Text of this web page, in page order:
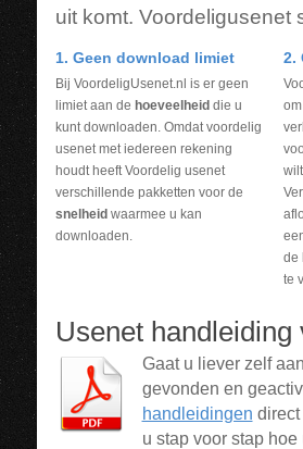
uit komt. Voordeligusenet
1. Geen download limiet
Bij VoordeligUsenet.nl is er geen
limiet aan de hoeveelheid die u
kunt downloaden. Omdat voordelig
usenet met iedereen rekening
houdt heeft Voordelig usenet
verschillende pakketten voor de
snelheid waarmee u kan
downloaden.
2.
de
te
Usenet
Gaat u liever zelf
gevonden en
handleidingen
u stap voor stap